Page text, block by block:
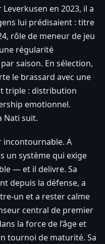
en 2023, il a
lui prédisaient : titre
rôle de meneur de jeu
régularité
saison. En sélection,
le brassard avec une
triple : distribution
emotionnel.
Nati suit.
incontournable. A
un système qui exige
— et il delivre. Sa
depuis la défense, a
un et a rester calme
central de premier
la force de l’âge et
tournoi de maturité. Sa